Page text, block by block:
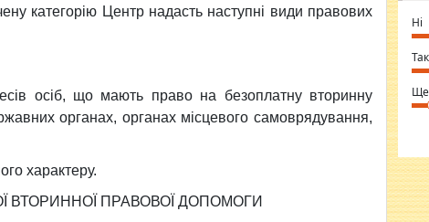
категорію Центр надасть наступні види правових
осіб, що мають право на безоплатну вторинну
органах, органах місцевого самоврядування,
характеру.
ПРАВОВОЇ ДОПОМОГИ
⇒
Ні
Так
Ще